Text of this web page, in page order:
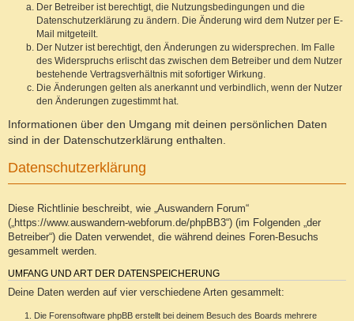
Der Betreiber ist berechtigt, die Nutzungsbedingungen und die
Datenschutzerklärung zu ändern. Die Änderung wird dem Nutzer per E-
Mail mitgeteilt.
Der Nutzer ist berechtigt, den Änderungen zu widersprechen. Im Falle
des Widerspruchs erlischt das zwischen dem Betreiber und dem Nutzer
bestehende Vertragsverhältnis mit sofortiger Wirkung.
Die Änderungen gelten als anerkannt und verbindlich, wenn der Nutzer
den Änderungen zugestimmt hat.
Informationen über den Umgang mit deinen persönlichen Daten
sind in der Datenschutzerklärung enthalten.
Datenschutzerklärung
Diese Richtlinie beschreibt, wie „Auswandern Forum“
(„https://www.auswandern-webforum.de/phpBB3“) (im Folgenden „der
Betreiber“) die Daten verwendet, die während deines Foren-Besuchs
gesammelt werden.
UMFANG UND ART DER DATENSPEICHERUNG
Deine Daten werden auf vier verschiedene Arten gesammelt:
Die Forensoftware phpBB erstellt bei deinem Besuch des Boards mehrere